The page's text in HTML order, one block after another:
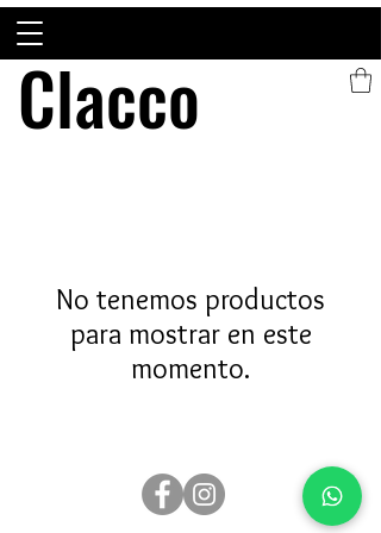
Clacco
Clacco
No tenemos productos
para mostrar en este
momento.